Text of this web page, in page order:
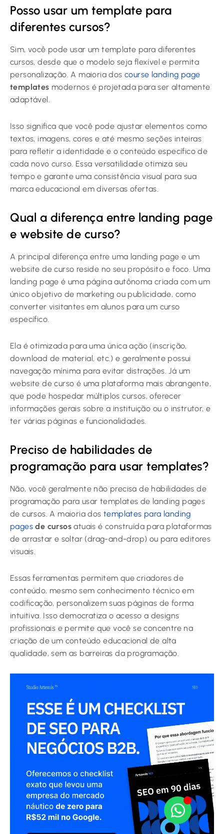
Posso usar um template para
diferentes cursos?
Sim, você pode usar um template para diferentes
cursos, desde que o modelo seja flexível e permita
personalização. A maioria dos course landing page
templates modernos é projetada para ser altamente
adaptável.
Isso significa que você pode ajustar elementos como
textos, imagens, cores e até mesmo seções inteiras
para refletir a identidade e o conteúdo específico de
cada novo curso. Essa versatilidade otimiza seu
tempo e garante uma consistência visual para sua
marca educacional em diversas ofertas.
Qual a diferença entre landing page
e website de curso?
A principal diferença entre uma landing page e um
website de curso reside no seu propósito e foco. Uma
landing page é uma página autônoma criada com um
único objetivo de marketing ou publicidade, como
converter visitantes em alunos para um curso
específico.
Ela é otimizada para uma única ação (inscrição,
download de material, etc.) e geralmente possui
navegação mínima para evitar distrações. Já um
website de curso é uma plataforma mais abrangente,
que pode hospedar múltiplos cursos, oferecer
informações gerais sobre a instituição ou o instrutor, e
ter várias páginas e funcionalidades.
Preciso de habilidades de
programação para usar templates?
Não, você geralmente não precisa de habilidades de
programação para usar templates de landing pages
de cursos. A maioria dos templates para landing
pages de cursos atuais é construída para plataformas
de arrastar e soltar (drag-and-drop) ou para editores
visuais.
Essas ferramentas permitem que criadores de
conteúdo, mesmo sem conhecimento técnico em
codificação, personalizem suas páginas de forma
intuitiva. Isso democratiza o acesso a designs
profissionais e permite que você se concentre na
criação de um conteúdo educacional de alta
qualidade, sem as barreiras da programação.